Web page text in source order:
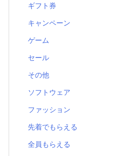
ギフト券
キャンペーン
ゲーム
セール
その他
ソフトウェア
ファッション
先着でもらえる
全員もらえる